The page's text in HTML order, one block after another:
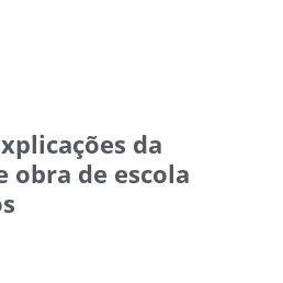
da
obra de escola